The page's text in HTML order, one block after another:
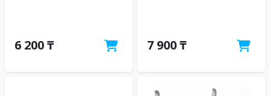
6 200 ₸ 7 900 ₸